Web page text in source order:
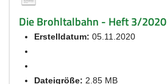
Die Brohltalbahn - Heft 3/2020
Erstelldatum: 05.11.2020
Dateigröße: 2.85 MB